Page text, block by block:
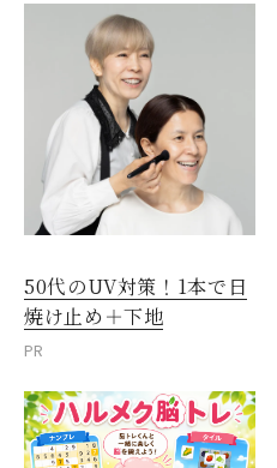
50代のUV対策！1本で日
焼け止め＋下地
PR